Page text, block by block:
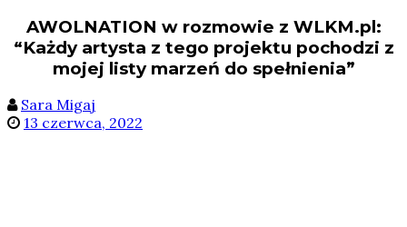
AWOLNATION w rozmowie z WLKM.pl:
“Każdy artysta z tego projektu pochodzi z
mojej listy marzeń do spełnienia”
Sara Migaj
13 czerwca, 2022